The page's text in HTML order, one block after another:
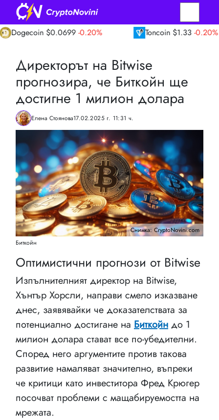
$0.0699 -0.20% Toncoin $1.33 -0.20%
Директорът на Bitwise
прогнозира, че Биткойн ще
достигне 1 милион долара
Елена Стоянова17.02.2025 г. 11:31 ч.
Снимка: CryptoNovini.com
Биткойн
Оптимистични прогнози от Bitwise
Изпълнителният директор на Bitwise,
Хънтър Хорсли, направи смело изказване
днес, заявявайки че доказателствата за
потенциално достигане на Биткойн до 1
милион долара стават все по-убедителни.
Според него аргументите против такова
развитие намаляват значително, въпреки
че критици като инвеститора Фред Крюгер
посочват проблеми с мащабируемостта на
мрежата.